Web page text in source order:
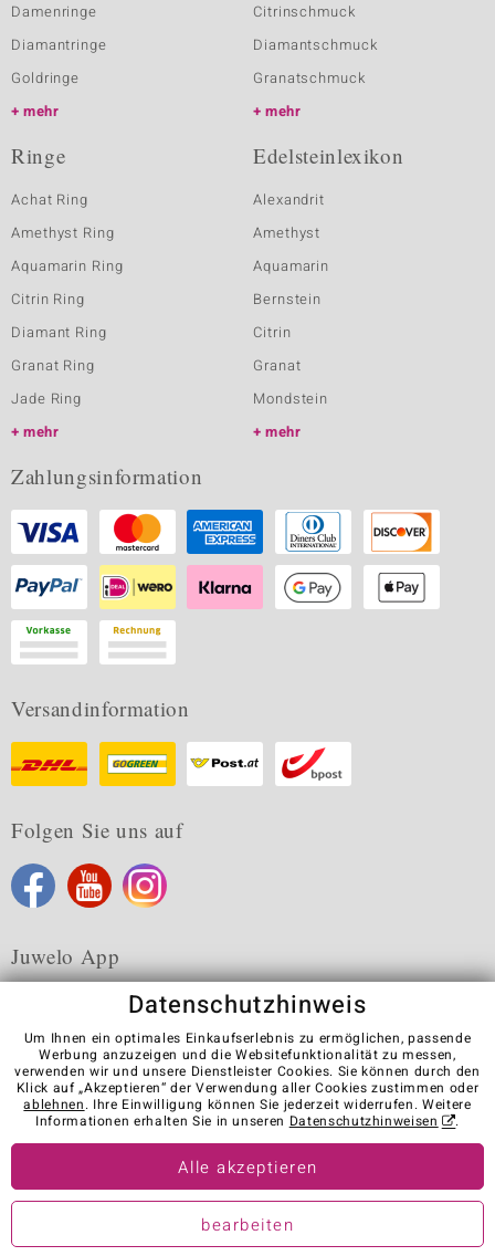
Damenringe
Diamantringe
Goldringe
mehr
Citrinschmuck
Diamantschmuck
Granatschmuck
mehr
Ringe
Achat Ring
Amethyst Ring
Aquamarin Ring
Citrin Ring
Diamant Ring
Granat Ring
Jade Ring
mehr
Edelsteinlexikon
Alexandrit
Amethyst
Aquamarin
Bernstein
Citrin
Granat
Mondstein
mehr
Zahlungsinformation
Versandinformation
Folgen Sie uns auf
Juwelo App
Karriere AGB Datenschutz Cookies
Impressum
Kontakt
Vertrag widerrufen
Visit our stores in other countries:
© Juwelo Deutschland GmbH (ein Tochterunternehmen der elumeo
SE)
Datenschutzhinweis
Um Ihnen ein optimales Einkaufserlebnis zu ermöglichen, passende
Werbung anzuzeigen und die Websitefunktionalität zu messen,
verwenden wir und unsere Dienstleister Cookies. Sie können durch den
Klick auf „Akzeptieren“ der Verwendung aller Cookies zustimmen oder
ablehnen. Ihre Einwilligung können Sie jederzeit widerrufen. Weitere
Informationen erhalten Sie in unseren Datenschutzhinweisen .
Alle akzeptieren
bearbeiten